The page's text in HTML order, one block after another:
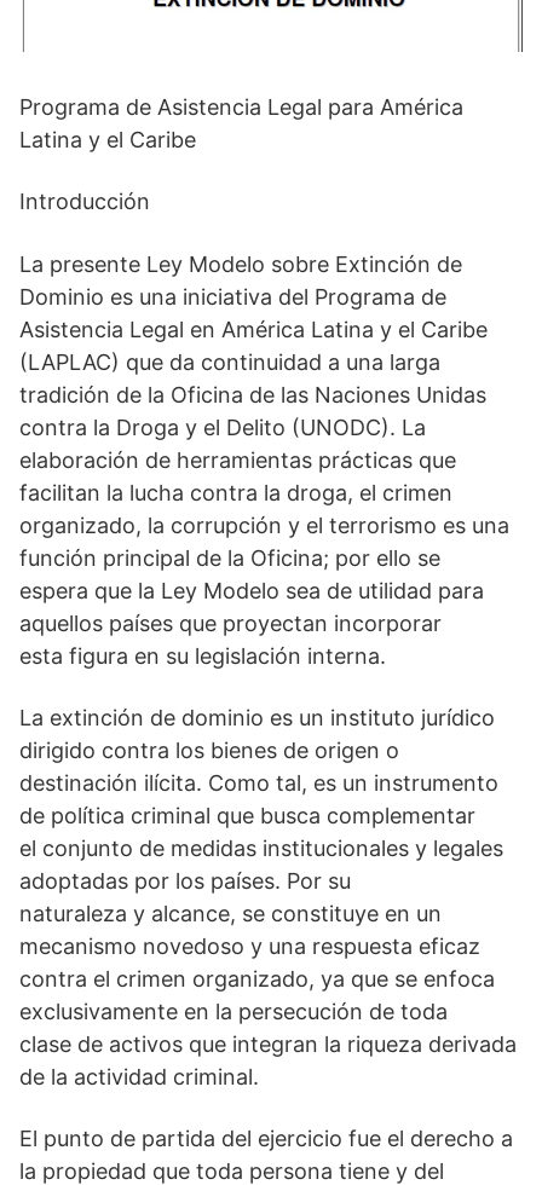
Programa de Asistencia Legal para América
Latina y el Caribe
Introducción
La presente Ley Modelo sobre Extinción de
Dominio es una iniciativa del Programa de
Asistencia Legal en América Latina y el Caribe
(LAPLAC) que da continuidad a una larga
tradición de la Oficina de las Naciones Unidas
contra la Droga y el Delito (UNODC). La
elaboración de herramientas prácticas que
facilitan la lucha contra la droga, el crimen
organizado, la corrupción y el terrorismo es una
función principal de la Oficina; por ello se
espera que la Ley Modelo sea de utilidad para
aquellos países que proyectan incorporar
esta figura en su legislación interna.
La extinción de dominio es un instituto jurídico
dirigido contra los bienes de origen o
destinación ilícita. Como tal, es un instrumento
de política criminal que busca complementar
el conjunto de medidas institucionales y legales
adoptadas por los países. Por su
naturaleza y alcance, se constituye en un
mecanismo novedoso y una respuesta eficaz
contra el crimen organizado, ya que se enfoca
exclusivamente en la persecución de toda
clase de activos que integran la riqueza derivada
de la actividad criminal.
El punto de partida del ejercicio fue el derecho a
la propiedad que toda persona tiene y del